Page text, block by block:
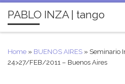
Skip to content
PABLO INZA | tango
Home » BUENOS AIRES » Seminario
24>27/FEB/2011 – Buenos Aires